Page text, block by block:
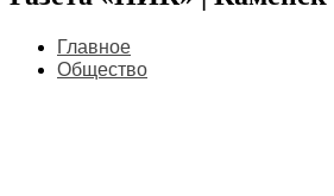
Главное
Общество